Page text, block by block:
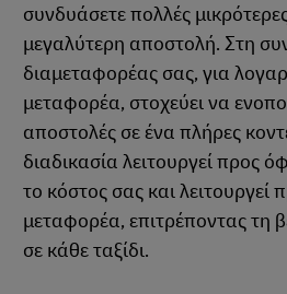
συνδυάσετε πολλές
μεγαλύτερη αποστολή. Στη
διαμεταφορέας σας, για
μεταφορέα, στοχεύει να
αποστολές σε ένα πλήρες
διαδικασία λειτουργεί προς
το κόστος σας και λειτουργεί
μεταφορέα, επιτρέποντας τη
σε κάθε ταξίδι.